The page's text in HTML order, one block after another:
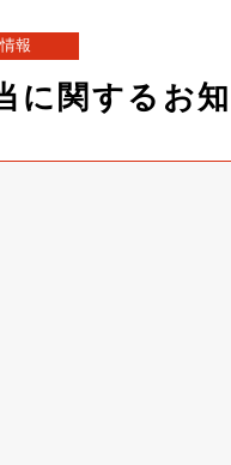
情報
に関するお